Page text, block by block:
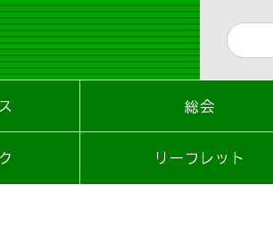
総会
リーフレット